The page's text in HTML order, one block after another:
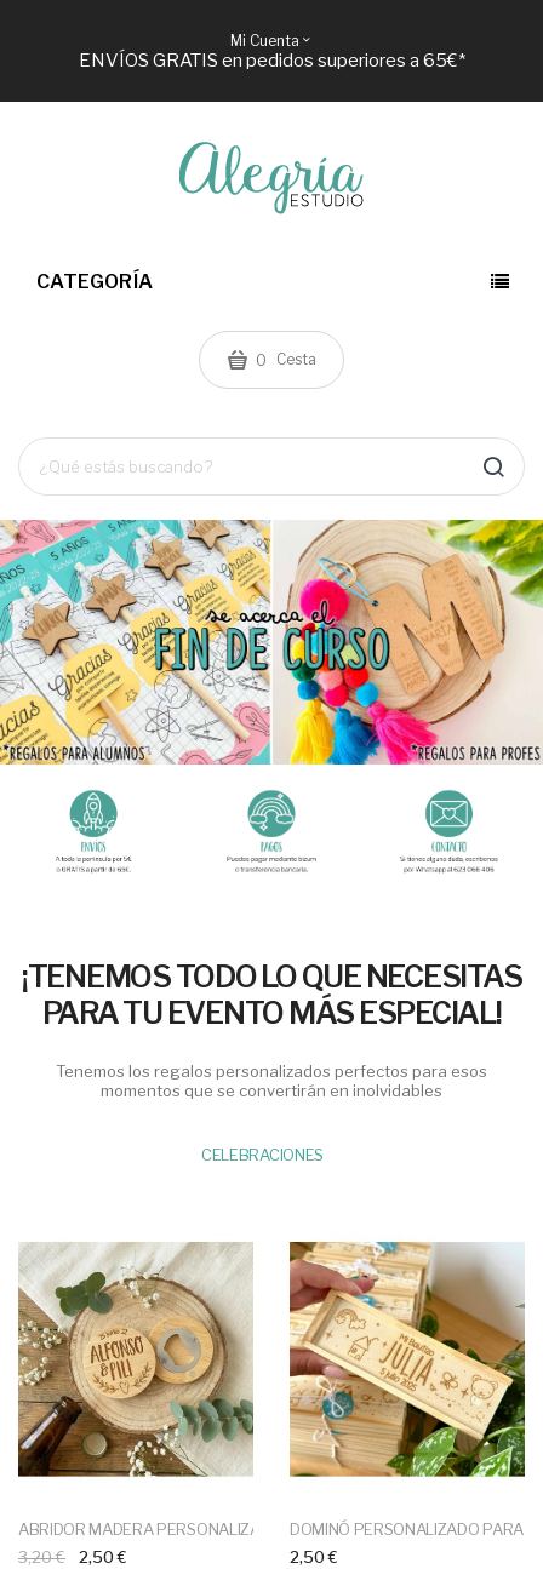
Mi Cuenta
ENVÍOS GRATIS en pedidos superiores a 65€*
CATEGORÍA
Cesta
0
¡TENEMOS TODO LO QUE NECESITAS
PARA TU EVENTO MÁS ESPECIAL!
Tenemos los regalos personalizados perfectos para esos
momentos que se convertirán en inolvidables
CELEBRACIONES
ABRIDOR MADERA PERSONALIZADO
3,20 €
2,50 €
DOMINÓ PERSONALIZADO PARA
2,50 €